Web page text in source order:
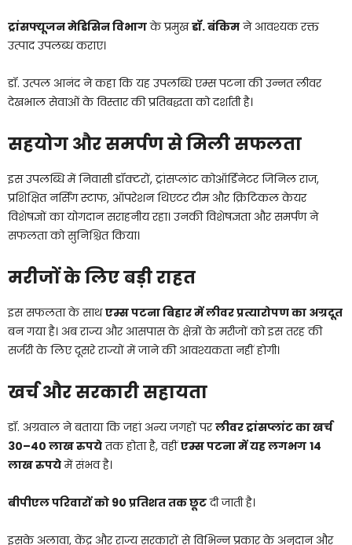
ट्रांसफ्यूजन मेडिसिन विभागके प्रमुखडॉ. बंकिम ने आवश्यक रक्त
उत्पाद उपलब्ध कराए।
डॉ. उत्पल आनंद ने कहा कि यह उपलब्धि एम्स पटना की उन्नत लीवर
देखभाल सेवाओं के विस्तार की प्रतिबद्धता को दर्शाती है।
सहयोग और समर्पण से मिली सफलता
इस उपलब्धि में निवासी डॉक्टरों, ट्रांसप्लांट कोऑर्डिनेटर जिनिल राज,
प्रशिक्षित नर्सिंग स्टाफ, ऑपरेशन थिएटर टीम और क्रिटिकल केयर
विशेषज्ञों का योगदान सराहनीय रहा। उनकी विशेषज्ञता और समर्पण ने
सफलता को सुनिश्चित किया।
मरीजों के लिए बड़ी राहत
इस सफलता के साथएम्स पटना बिहार में लीवर प्रत्यारोपण का अग्रदूत
बन गया है। अब राज्य और आसपास के क्षेत्रों के मरीजों को इस तरह की
सर्जरी के लिए दूसरे राज्यों में जाने की आवश्यकता नहीं होगी।
खर्च और सरकारी सहायता
डॉ. अग्रवाल ने बताया कि जहां अन्य जगहों परलीवर ट्रांसप्लांट का खर्च
30–40 लाख रुपयेतक होता है, वहींएम्स पटना में यह लगभग 14
लाख रुपयेमें संभव है।
बीपीएल परिवारों को 90 प्रतिशत तक छूटदी जाती है।
इसके अलावा, केंद्र और राज्य सरकारों से विभिन्न प्रकार के अनुदान और